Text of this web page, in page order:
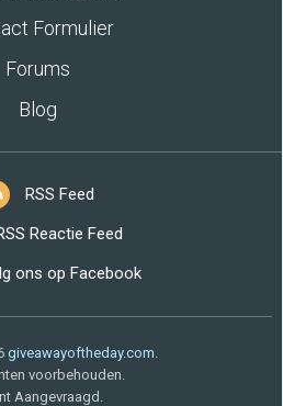
Formulier
Forums
Blog
RSS Feed
Reactie Feed
ons op Facebook
giveawayoftheday.com.
voorbehouden.
Aangevraagd.